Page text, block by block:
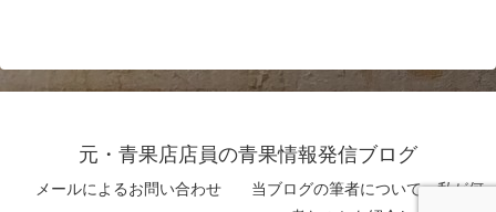
元・青果店店員の青果情報発信ブログ
メールによるお問い合わせ
当ブログの筆者について 私が何